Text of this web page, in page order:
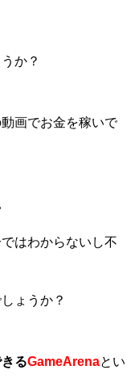
か？
画でお金を稼いで
はわからないし不
ょうか？
るGameArena とい